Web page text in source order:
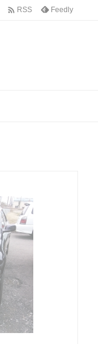
 RSS Feedly